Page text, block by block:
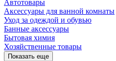
Автотовары
Аксессуары для ванной комнаты
Уход за одеждой и обувью
Банные аксессуары
Бытовая химия
Хозяйственные товары
Показать еще